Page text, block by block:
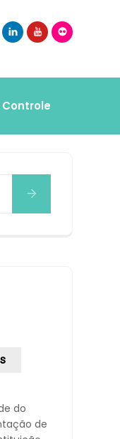
do
de